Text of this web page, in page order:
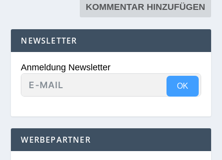
NEWSLETTER
Anmeldung Newsletter
OK
WERBEPARTNER